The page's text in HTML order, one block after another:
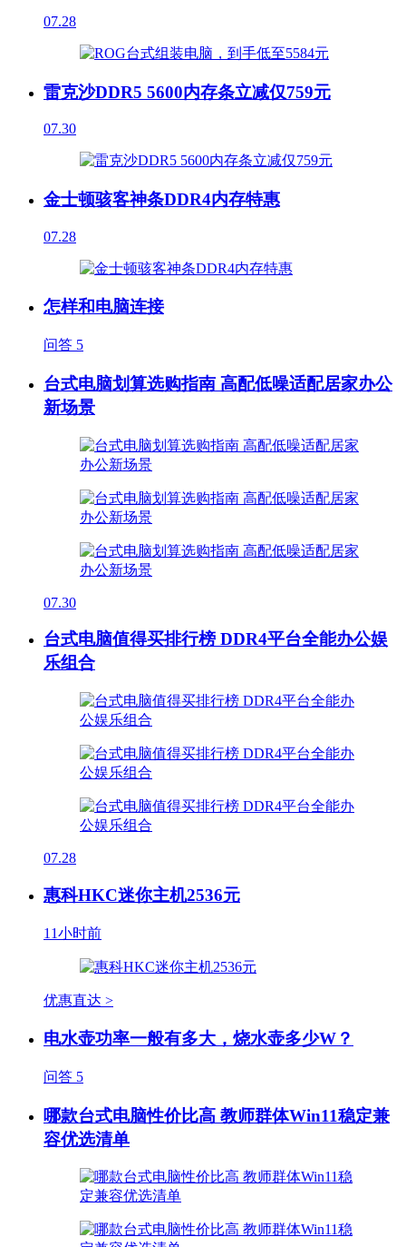
07.28
雷克沙DDR5 5600内存条立减仅759元
07.30
金士顿骇客神条DDR4内存特惠
07.28
怎样和电脑连接
问答 5
台式电脑划算选购指南 高配低噪适配居家办公
新场景
07.30
台式电脑值得买排行榜 DDR4平台全能办公娱
乐组合
07.28
惠科HKC迷你主机2536元
11小时前
优惠直达 >
电水壶功率一般有多大，烧水壶多少W？
问答 5
哪款台式电脑性价比高 教师群体Win11稳定兼
容优选清单